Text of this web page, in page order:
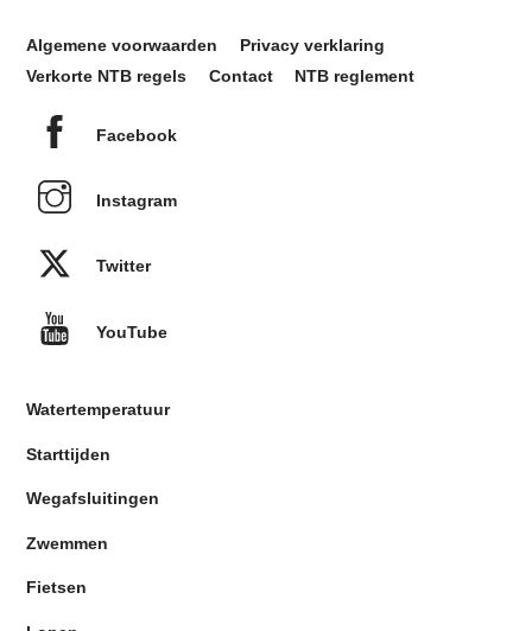
Algemene voorwaarden
Privacy verklaring
Verkorte NTB regels
Contact NTB reglement
Facebook
Instagram
Twitter
YouTube
Watertemperatuur
Starttijden
Wegafsluitingen
Zwemmen
Fietsen